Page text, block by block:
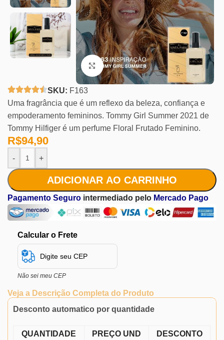
Clique para ampliar
SKU: F163
Uma fragrância que é um reflexo da beleza, confiança e
empoderamento femininos. Tommy Girl Summer 2021 de
Tommy Hilfiger é um perfume Floral Frutado Feminino.
R$94,90
- +
ADICIONAR AO CARRINHO
Pagamento Seguro intermediado pelo Mercado Pago
Calcular o Frete
Não sei meu CEP
Veja a Descrição Completa do Produto
Desconto automatico por quantidade
QUANTIDADE PREÇO UND
DESCONTO